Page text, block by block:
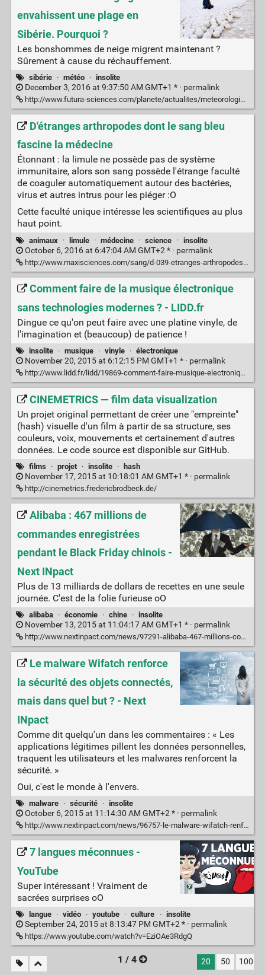
envahissent une plage en
Sibérie. Pourquoi ?
Les bonshommes de neige migrent maintenant ?
Sûrement à cause du réchauffement.
sibérie · météo · insolite
December 3, 2016 at 9:37:50 AM GMT+1 * · permalink
http://www.futura-sciences.com/planete/actualites/meteorologie-boules-neige-geantes-envahissent-plage-siberie-65125/
D'étranges arthropodes dont le sang bleu
fascine la médecine
Étonnant : la limule ne possède pas de système
immunitaire, alors son sang possède l'étrange faculté
de coaguler automatiquement autour des bactéries,
virus et autres intrus pour les piéger :O
Cette faculté unique intéresse les scientifiques au plus
haut point.
animaux · limule · médecine · science · insolite
October 6, 2016 at 6:47:04 AM GMT+2 * · permalink
http://www.maxisciences.com/sang/d-039-etranges-arthropodes-dont-le-sang-bleu-fascine-la-medecine_art33411.html
Comment faire de la musique électronique
sans technologies modernes ? - LIDD.fr
Dingue ce qu'on peut faire avec une platine vinyle, de
l'imagination et (beaucoup) de patience !
insolite · musique · vinyle · électronique
November 20, 2015 at 6:12:15 PM GMT+1 * · permalink
http://www.lidd.fr/lidd/19869-comment-faire-musique-electronique-sans-technologies-modernes
CINEMETRICS — film data visualization
Un projet original permettant de créer une "empreinte"
(hash) visuelle d'un film à partir de sa structure, ses
couleurs, voix, mouvements et certainement d'autres
données. Le code source est disponible sur GitHub.
films · projet · insolite · hash
November 17, 2015 at 10:18:01 AM GMT+1 * · permalink
http://cinemetrics.fredericbrodbeck.de/
Alibaba : 467 millions de
commandes enregistrées
pendant le Black Friday chinois -
Next INpact
Plus de 13 milliards de dollars de recettes en une seule
journée. C'est de la folie furieuse oO
alibaba · économie · chine · insolite
November 13, 2015 at 11:04:17 AM GMT+1 * · permalink
http://www.nextinpact.com/news/97291-alibaba-467-millions-commandes-enregistrees-pendant-black-friday-chinois.htm
Le malware Wifatch renforce
la sécurité des objets connectés,
mais dans quel but ? - Next
INpact
Comme dit quelqu'un dans les commentaires : « Les
applications légitimes pillent les données personnelles,
traquent les utilisateurs et les malwares renforcent la
sécurité. »
Oui, c'est le monde à l'envers.
malware · sécurité · insolite
October 6, 2015 at 11:14:30 AM GMT+2 * · permalink
http://www.nextinpact.com/news/96757-le-malware-wifatch-renforce-securite-objets-connectes-mais-dans-quel-but.htm
7 langues méconnues -
YouTube
Super intéressant ! Vraiment de
sacrées surprises oO
langue · vidéo · youtube · culture · insolite
September 24, 2015 at 8:13:47 PM GMT+2 * · permalink
https://www.youtube.com/watch?v=EziOAe3RdgQ
1 / 4 20 50 100